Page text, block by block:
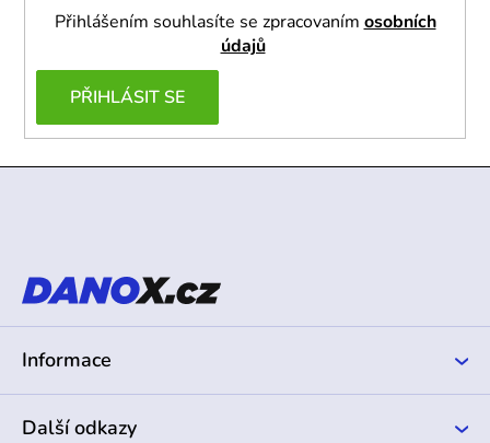
Přihlášením souhlasíte se zpracovaním osobních
údajů
PŘIHLÁSIT SE
t
Informace
Další odkazy